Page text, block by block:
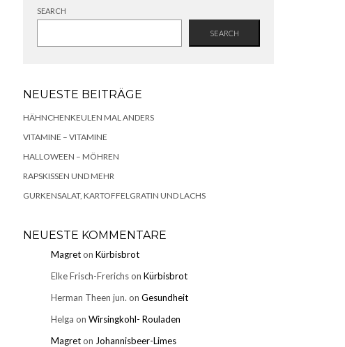
SEARCH
SEARCH
NEUESTE BEITRÄGE
HÄHNCHENKEULEN MAL ANDERS
VITAMINE – VITAMINE
HALLOWEEN – MÖHREN
RAPSKISSEN UND MEHR
GURKENSALAT, KARTOFFELGRATIN UND LACHS
NEUESTE KOMMENTARE
Magreton Kürbisbrot
Elke Frisch-Frerichson Kürbisbrot
Herman Theen jun. on Gesundheit
Helga on Wirsingkohl- Rouladen
Magreton Johannisbeer-Limes